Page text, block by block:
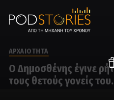
ΑΡΧΑΙΟΤΗΤΑ
Ο Δημοσθένης έγινε
τους θετούς γονείς